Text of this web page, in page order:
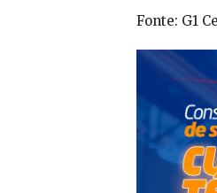
Fonte: G1 Ce